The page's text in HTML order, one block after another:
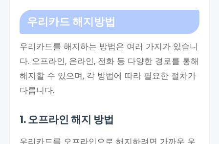
우리카드 해지방법
우리카드를 해지하는 방법은 여러 가지가 있습니
다. 오프라인, 온라인, 전화 등 다양한 경로를 통해
해지할 수 있으며, 각 방법에 따라 필요한 절차가
다릅니다.
1. 오프라인 해지 방법
우리카드를 오프라인으로 해지하려면 가까운 우